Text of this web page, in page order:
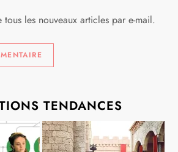
tous les nouveaux articles par e-mail.
TENDANCES